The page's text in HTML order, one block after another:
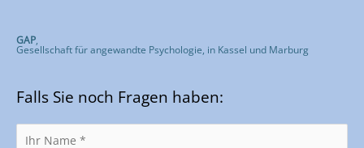
GAP,
Gesellschaft für angewandte Psychologie, in Kassel und Marburg
Falls Sie noch Fragen haben: